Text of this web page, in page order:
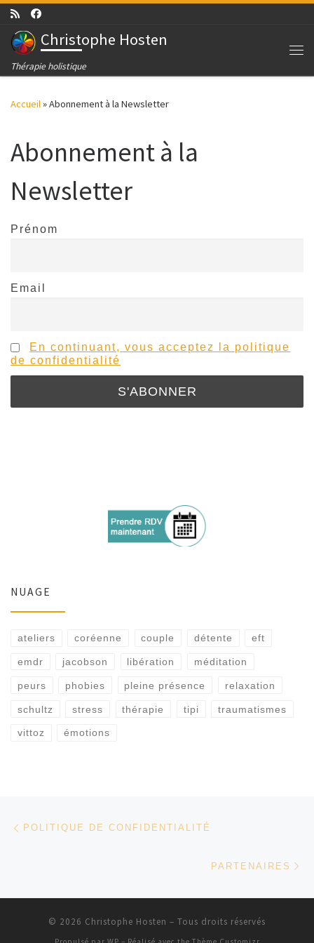
Passer au contenu
Christophe Hosten
Thérapie holistique
Accueil»Abonnement à la Newsletter
Abonnement à la
Newsletter
Prénom
Email
En continuant, vous acceptez la politique
de confidentialité
NUAGE
ateliers coréenne couple détente eft
emdr jacobson libération méditation
peurs phobies pleine présence relaxation
schultz stress thérapie tipi traumatismes
vittoz émotions
Parcourir les articles
POLITIQUE DE CONFIDENTIALITÉ
PARTENAIRES
© 2026 Christophe Hosten – Tous droits réservés